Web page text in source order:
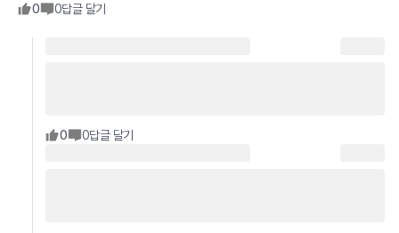
0 0답글 달기
0 0답글 달기